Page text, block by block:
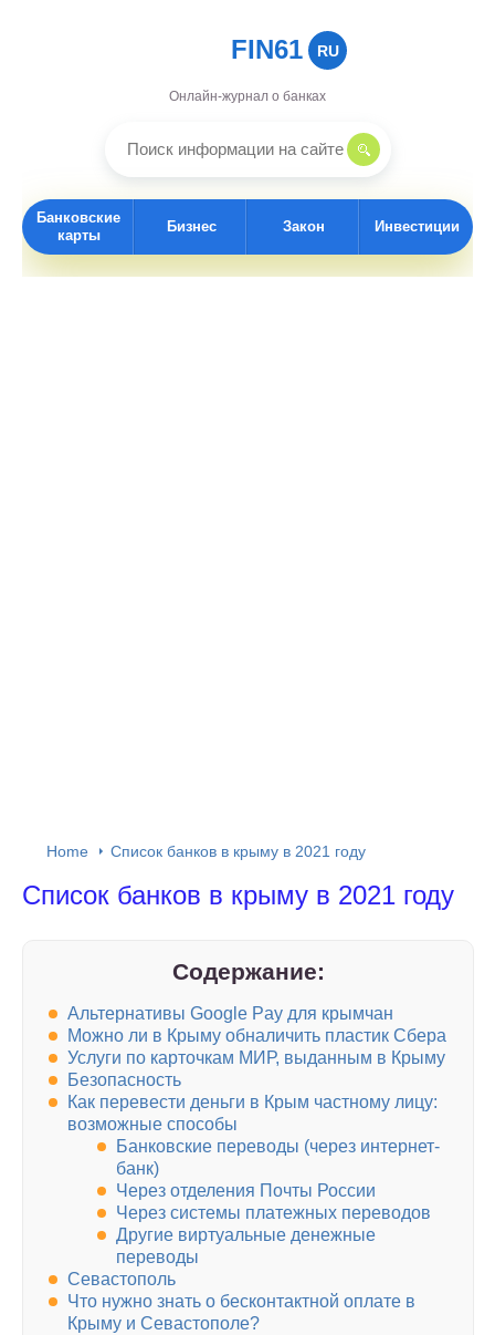
FIN61 RU
Онлайн-журнал о банках
Банковские
карты
Бизнес Закон Инвестиции
Home Список банков в крыму в 2021 году
Список банков в крыму в 2021 году
Содержание:
Альтернативы Google Pay для крымчан
Можно ли в Крыму обналичить пластик Сбера
Услуги по карточкам МИР, выданным в Крыму
Безопасность
Как перевести деньги в Крым частному лицу:
возможные способы
Банковские переводы (через интернет-
банк)
Через отделения Почты России
Через системы платежных переводов
Другие виртуальные денежные
переводы
Севастополь
Что нужно знать о бесконтактной оплате в
Крыму и Севастополе?